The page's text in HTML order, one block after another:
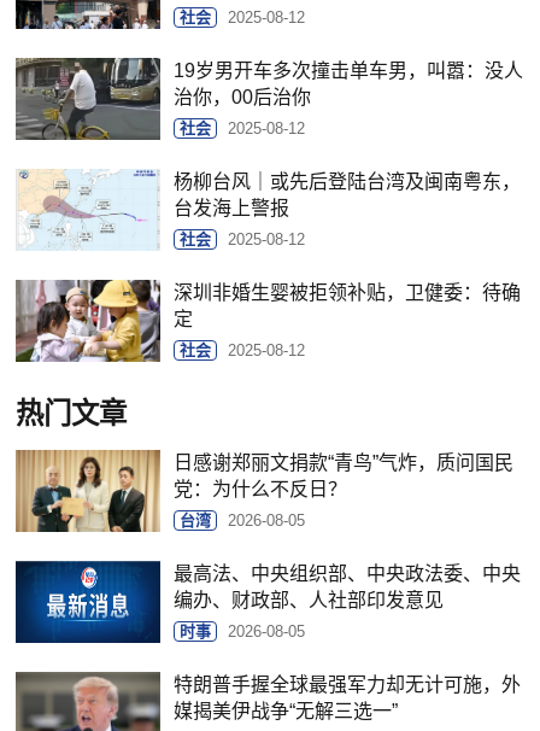
社会 2025-08-12
19岁男开车多次撞击单车男，叫嚣：没人
治你，00后治你
社会 2025-08-12
杨柳台风｜或先后登陆台湾及闽南粤东，
台发海上警报
社会 2025-08-12
深圳非婚生婴被拒领补贴，卫健委：待确
定
社会 2025-08-12
热门文章
日感谢郑丽文捐款“青鸟”气炸，质问国民
党：为什么不反日？
台湾 2026-08-05
最高法、中央组织部、中央政法委、中央
编办、财政部、人社部印发意见
时事 2026-08-05
特朗普手握全球最强军力却无计可施，外
媒揭美伊战争“无解三选一”